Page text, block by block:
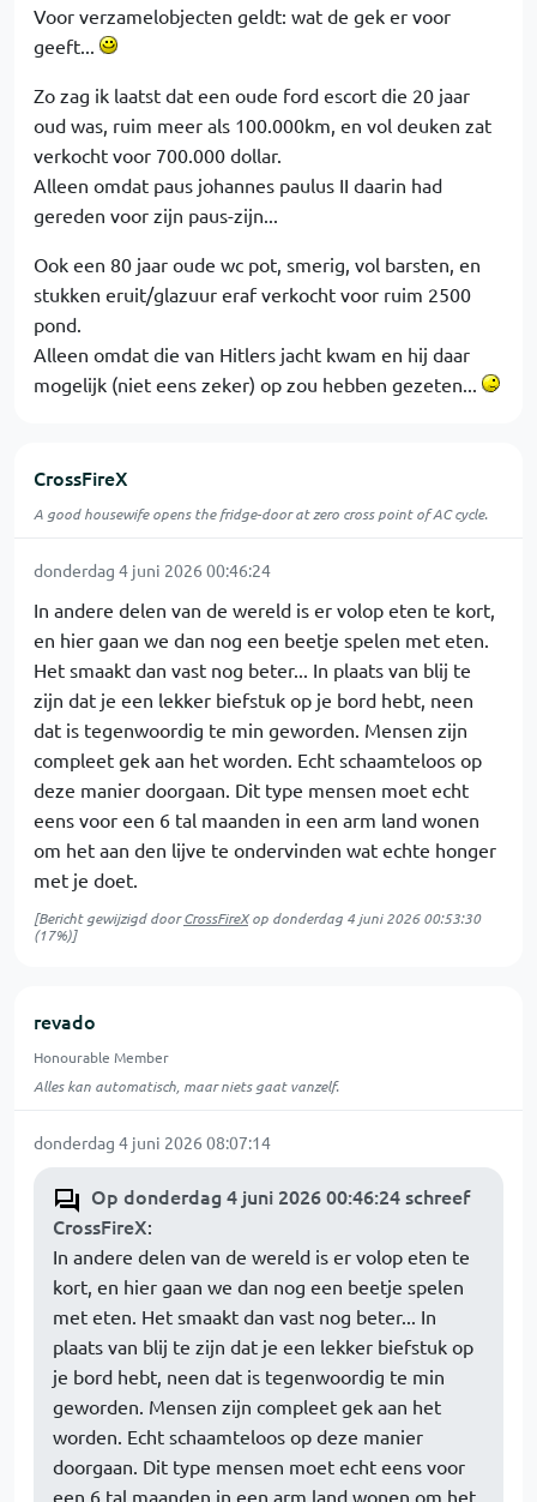
Voor verzamelobjecten geldt: wat de gek er voor
geeft...
Zo zag ik laatst dat een oude ford escort die 20 jaar
oud was, ruim meer als 100.000km, en vol deuken zat
verkocht voor 700.000 dollar.
Alleen omdat paus johannes paulus II daarin had
gereden voor zijn paus-zijn...
Ook een 80 jaar oude wc pot, smerig, vol barsten, en
stukken eruit/glazuur eraf verkocht voor ruim 2500
pond.
Alleen omdat die van Hitlers jacht kwam en hij daar
mogelijk (niet eens zeker) op zou hebben gezeten...
CrossFireX
A good housewife opens the fridge-door at zero cross point of AC cycle.
donderdag 4 juni 2026 00:46:24
In andere delen van de wereld is er volop eten te kort,
en hier gaan we dan nog een beetje spelen met eten.
Het smaakt dan vast nog beter... In plaats van blij te
zijn dat je een lekker biefstuk op je bord hebt, neen
dat is tegenwoordig te min geworden. Mensen zijn
compleet gek aan het worden. Echt schaamteloos op
deze manier doorgaan. Dit type mensen moet echt
eens voor een 6 tal maanden in een arm land wonen
om het aan den lijve te ondervinden wat echte honger
met je doet.
[Bericht gewijzigd doorCrossFireXop donderdag 4 juni 2026 00:53:30
(17%)]
revado
Honourable Member
Alles kan automatisch, maar niets gaat vanzelf.
donderdag 4 juni 2026 08:07:14
Op donderdag 4 juni 2026 00:46:24 schreef
CrossFireX:
In andere delen van de wereld is er volop eten te
kort, en hier gaan we dan nog een beetje spelen
met eten. Het smaakt dan vast nog beter... In
plaats van blij te zijn dat je een lekker biefstuk op
je bord hebt, neen dat is tegenwoordig te min
geworden. Mensen zijn compleet gek aan het
worden. Echt schaamteloos op deze manier
doorgaan. Dit type mensen moet echt eens voor
een 6 tal maanden in een arm land wonen om het